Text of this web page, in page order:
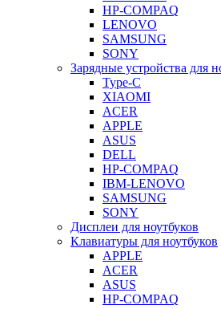
HP-COMPAQ
LENOVO
SAMSUNG
SONY
Зарядные устройства для
Type-C
XIAOMI
ACER
APPLE
ASUS
DELL
HP-COMPAQ
IBM-LENOVO
SAMSUNG
SONY
Дисплеи для ноутбуков
Клавиатуры для ноутбуков
APPLE
ACER
ASUS
HP-COMPAQ